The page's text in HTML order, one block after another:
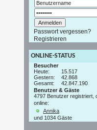
Passwort vergessen?
Registrieren
ONLINE-STATUS
Besucher
Heute:
15.517
Gestern:
42.868
Gesamt:
42.847.190
Benutzer & Gäste
4797 Benutzer registriert,
online:
Annika
und 1034 Gäste